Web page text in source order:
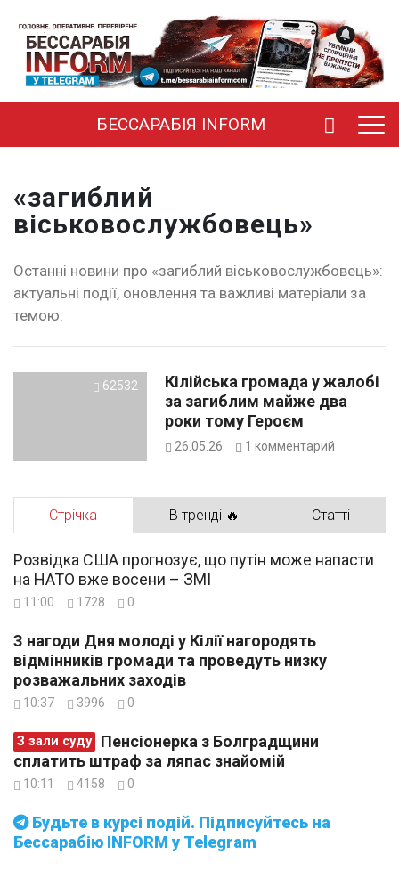
БЕССАРАБІЯ INFORM
«загиблий
віськовослужбовець»
Останні новини про «загиблий віськовослужбовець»:
актуальні події, оновлення та важливі матеріали за
темою.
62532
Кілійська громада у жалобі
за загиблим майже два
роки тому Героєм
26.05.26 1 комментарий
Стрічка В тренді 🔥 Статті
Будьте в курсі подій. Підписуйтесь на
Бессарабію INFORM у Telegram
Розвідка США прогнозує, що путін може напасти
на НАТО вже восени – ЗМІ
11:00 1728 0
З нагоди Дня молоді у Кілії нагородять
відмінників громади та проведуть низку
розважальних заходів
10:37 3996 0
З зали суду
сплатить штраф за ляпас знайомій
10:11 4158 0